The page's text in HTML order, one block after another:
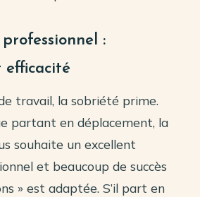
:
efficacité
travail, la sobriété prime.
partant en déplacement, la
souhaite un excellent
et beaucoup de succès
» est adaptée. S’il part en